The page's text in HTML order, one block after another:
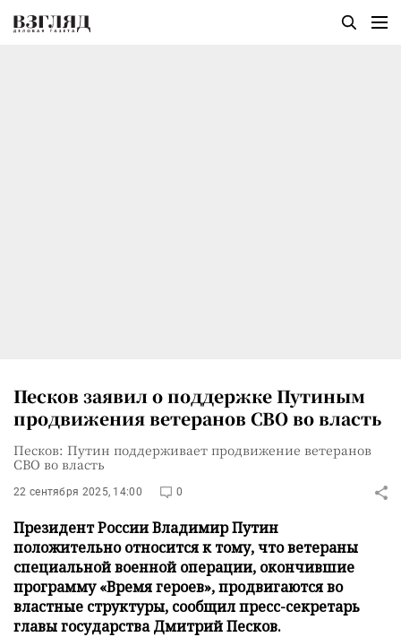
Песков заявил о поддержке Путиным
продвижения ветеранов СВО во власть
Песков: Путин поддерживает продвижение ветеранов
СВО во власть
22 сентября 2025, 14:00 0
Президент России Владимир Путин
положительно относится к тому, что ветераны
специальной военной операции, окончившие
программу «Время героев», продвигаются во
властные структуры, сообщил пресс-секретарь
главы государства Дмитрий Песков.